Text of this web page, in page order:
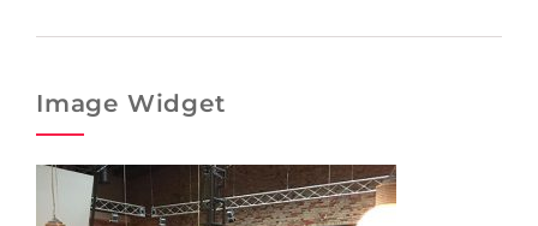
Image Widget